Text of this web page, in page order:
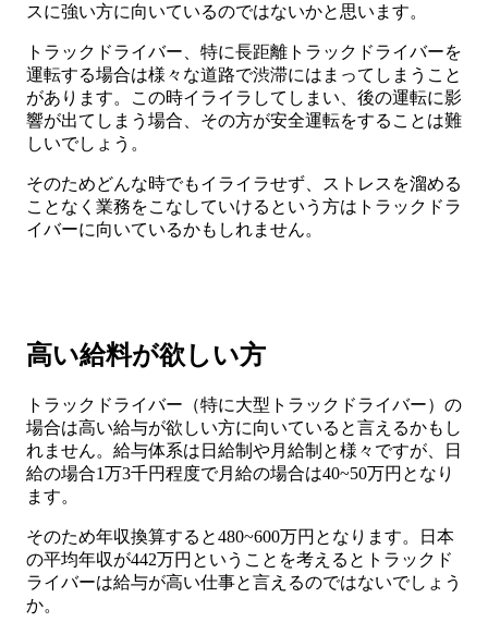
スに強い方に向いているのではないかと思います。
トラックドライバー、特に長距離トラックドライバーを
運転する場合は様々な道路で渋滞にはまってしまうこと
があります。この時イライラしてしまい、後の運転に影
響が出てしまう場合、その方が安全運転をすることは難
しいでしょう。
そのためどんな時でもイライラせず、ストレスを溜める
ことなく業務をこなしていけるという方はトラックドラ
イバーに向いているかもしれません。
高い給料が欲しい方
トラックドライバー（特に大型トラックドライバー）の
場合は高い給与が欲しい方に向いていると言えるかもし
れません。給与体系は日給制や月給制と様々ですが、日
給の場合1万3千円程度で月給の場合は40~50万円となり
ます。
そのため年収換算すると480~600万円となります。日本
の平均年収が442万円ということを考えるとトラックド
ライバーは給与が高い仕事と言えるのではないでしょう
か。